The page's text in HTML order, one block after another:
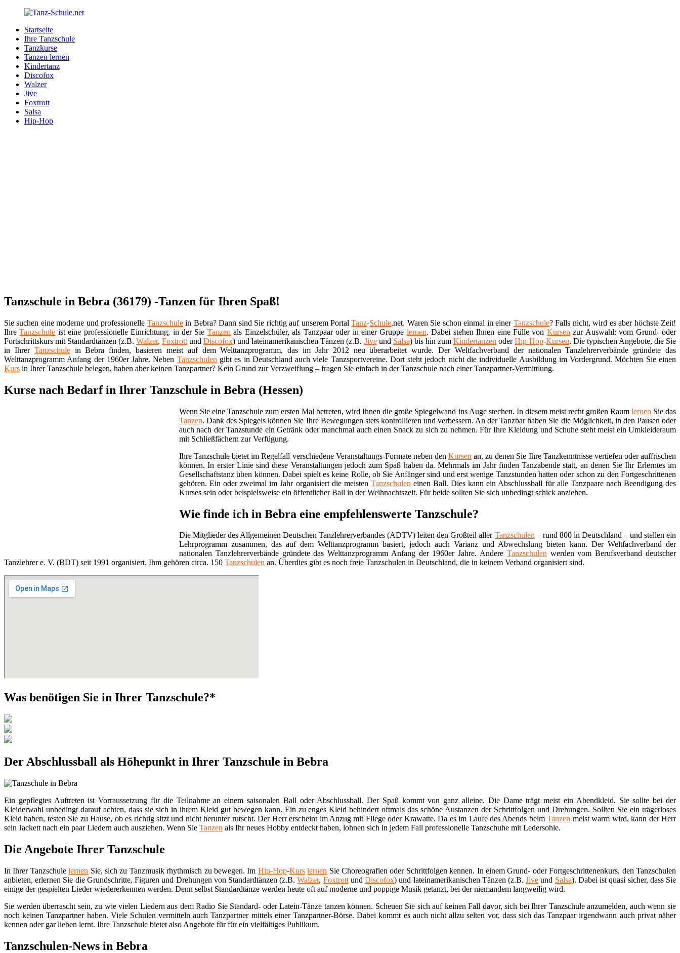
Zurück
Inhalt
Tanz-
Schule.net
Ihre
Tanzschule
Internet
Startseite
Ihre Tanzschule
Tanzkurse
Tanzen lernen
Kindertanz
Discofox
Walzer
Jive
Foxtrott
Salsa
Hip-Hop
Tanzschule in Bebra (36179) -Tanzen für Ihren Spaß!
Sie suchen eine moderne und professionelle Tanzschulein Bebra? Dann sind Sie richtig auf unserem PortalTanz-Schule.net. Waren Sie schon einmal in einer Tanzschule? Falls nicht, wird es aber höchste Zeit!
IhreTanzschule ist eine professionelle Einrichtung, in der Sie Tanzen als Einzelschüler, als Tanzpaar oder in einer Gruppe lernen. Dabei stehen Ihnen eine Fülle von Kursen zur Auswahl: vom Grund- oder
Fortschrittskurs mit Standardtänzen (z.B.Walzer,Foxtrott undDiscofox) und lateinamerikanischen Tänzen (z.B. Jiveund Salsa) bis hin zum Kindertanzen oderHip-Hop-Kursen. Die typischen Angebote, die Sie
in Ihrer Tanzschulein Bebra finden, basieren meist auf dem Welttanzprogramm, das im Jahr 2012 neu überarbeitet wurde. Der Weltfachverband der nationalen Tanzlehrerverbände gründete das
Welttanzprogramm Anfang der 1960er Jahre. Neben Tanzschulen gibt es in Deutschland auch viele Tanzsportvereine. Dort steht jedoch nicht die individuelle Ausbildung im Vordergrund. Möchten Sie einen
Kurs in Ihrer Tanzschule belegen, haben aber keinen Tanzpartner? Kein Grund zur Verzweiflung – fragen Sie einfach in der Tanzschule nach einer Tanzpartner-Vermittlung.
Kurse nach Bedarf in Ihrer Tanzschule in Bebra (Hessen)
Wenn Sie eine Tanzschule zum ersten Mal betreten, wird Ihnen die große Spiegelwand ins Auge stechen. In diesem meist recht großen Raum lernen Sie das
Tanzen. Dank des Spiegels können Sie Ihre Bewegungen stets kontrollieren und verbessern. An der Tanzbar haben Sie die Möglichkeit, in den Pausen oder
auch nach der Tanzstunde ein Getränk oder manchmal auch einen Snack zu sich zu nehmen. Für Ihre Kleidung und Schuhe steht meist ein Umkleideraum
mit Schließfächern zur Verfügung.
Ihre Tanzschule bietet im Regelfall verschiedene Veranstaltungs-Formate neben den Kursen an, zu denen Sie Ihre Tanzkenntnisse vertiefen oder auffrischen
können. In erster Linie sind diese Veranstaltungen jedoch zum Spaß haben da. Mehrmals im Jahr finden Tanzabende statt, an denen Sie Ihr Erlerntes im
Gesellschaftstanz üben können. Dabei spielt es keine Rolle, ob Sie Anfänger sind und erst wenige Tanzstunden hatten oder schon zu den Fortgeschrittenen
gehören. Ein oder zweimal im Jahr organisiert die meisten Tanzschulen einen Ball. Dies kann ein Abschlussball für alle Tanzpaare nach Beendigung des
Kurses sein oder beispielsweise ein öffentlicher Ball in der Weihnachtszeit. Für beide sollten Sie sich unbedingt schick anziehen.
Wie finde ich in Bebra eine empfehlenswerte Tanzschule?
Die Mitglieder des Allgemeinen Deutschen Tanzlehrerverbandes (ADTV) leiten den Großteil aller Tanzschulen– rund 800 in Deutschland – und stellen ein
Lehrprogramm zusammen, das auf dem Welttanzprogramm basiert, jedoch auch Varianz und Abwechslung bieten kann. Der Weltfachverband der
nationalen Tanzlehrerverbände gründete das Welttanzprogramm Anfang der 1960er Jahre. Andere Tanzschulenwerden vom Berufsverband deutscher
Tanzlehrer e. V. (BDT) seit 1991 organisiert. Ihm gehören circa. 150 Tanzschulen an. Überdies gibt es noch freie Tanzschulen in Deutschland, die in keinem Verband organisiert sind.
Was benötigen Sie in Ihrer Tanzschule?*
Der Abschlussball als Höhepunkt in Ihrer Tanzschule in Bebra
Ein gepflegtes Auftreten ist Vorraussetzung für die Teilnahme an einem saisonalen Ball oder Abschlussball. Der Spaß kommt von ganz alleine. Die Dame trägt meist ein Abendkleid. Sie sollte bei der
Kleiderwahl unbedingt darauf achten, dass sie sich in ihrem Kleid gut bewegen kann. Ein zu enges Kleid behindert oftmals das schöne Austanzen der Schrittfolgen und Drehungen. Sollten Sie ein trägerloses
Kleid haben, testen Sie zu Hause, ob es richtig sitzt und nicht herunter rutscht. Der Herr erscheint im Anzug mit Fliege oder Krawatte. Da es im Laufe des Abends beimTanzen meist warm wird, kann der Herr
sein Jackett nach ein paar Liedern auch ausziehen. Wenn Sie Tanzen als Ihr neues Hobby entdeckt haben, lohnen sich in jedem Fall professionelle Tanzschuhe mit Ledersohle.
Die Angebote Ihrer Tanzschule
In Ihrer Tanzschulelernen Sie, sich zu Tanzmusik rhythmisch zu bewegen. Im Hip-Hop-Kurs lernen Sie Choreografien oder Schrittfolgen kennen. In einem Grund- oder Fortgeschrittenenkurs, den Tanzschulen
anbieten, erlernen Sie die Grundschritte, Figuren und Drehungen von Standardtänzen (z.B.Walzer, FoxtrottundDiscofox) und lateinamerikanischen Tänzen (z.B.Jive und Salsa). Dabei ist quasi sicher, dass Sie
einige der gespielten Lieder wiedererkennen werden. Denn selbst Standardtänze werden heute oft auf moderne und poppige Musik getanzt, bei der niemandem langweilig wird.
Sie werden überrascht sein, zu wie vielen Liedern aus dem Radio Sie Standard- oder Latein-Tänze tanzen können. Scheuen Sie sich auf keinen Fall davor, sich bei Ihrer Tanzschule anzumelden, auch wenn sie
noch keinen Tanzpartner haben. Viele Schulen vermitteln auch Tanzpartner mittels einer Tanzpartner-Börse. Dabei kommt es auch nicht allzu selten vor, dass sich das Tanzpaar irgendwann auch privat näher
kennen oder gar lieben lernt. Ihre Tanzschule bietet also Angebote für für ein vielfältiges Publikum.
Tanzschulen-News in Bebra